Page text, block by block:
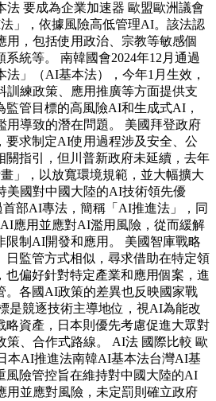
要成為企業加速器 歐盟歐洲議會
」，依據風險高低管理AI。該法認
用，包括使用政治、宗教等敏感個
統等。 南韓國會2024年12月通過
法」（AI基本法），今年1月生效，
訓練政策、應用推廣等方面提供支
管目標的高風險AI和生成式AI，
用導致的潛在問題。 美國拜登政府
要求制定AI使用過程涉及安全、公
關指引，但川普新政府未延續，去年
」，以放寬環境規範，並大幅擴大
美國對中國大陸的AI技術領先優
部AI專法，簡稱「AI推進法」，同
應用並應對AI濫用風險，從而緩解
限制AI開發和應用。 美國智庫戰略
日監管方式相似，尋求借助在特定領
也偏好針對特定產業和應用個案，進
。各國AI政策的差異也反映國家戰
是競逐技術主導地位，視AI為能改
略資產，日本則優先考慮促進大眾對
策、合作式路線。 AI法 國際比較 歐
本AI推進法南韓AI基本法台灣AI基
風險管控旨在維持對中國大陸的AI
用並應對風險，未定罰則確立政府